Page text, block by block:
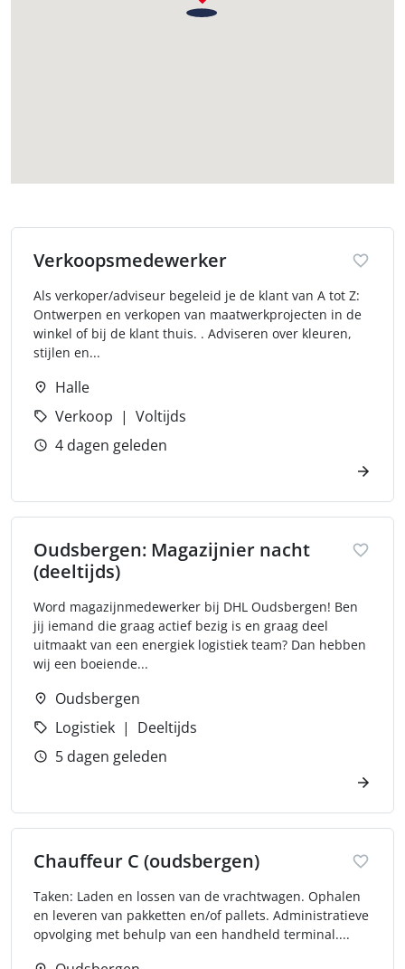
Verkoopsmedewerker
Als verkoper/adviseur begeleid je de klant van A tot Z:
Ontwerpen en verkopen van maatwerkprojecten in de
winkel of bij de klant thuis. . Adviseren over kleuren,
stijlen en...
Halle
Verkoop
Voltijds
4 dagen geleden
Oudsbergen: Magazijnier nacht
(deeltijds)
Word magazijnmedewerker bij DHL Oudsbergen! Ben
jij iemand die graag actief bezig is en graag deel
uitmaakt van een energiek logistiek team? Dan hebben
wij een boeiende...
Oudsbergen
Logistiek
Deeltijds
5 dagen geleden
Chauffeur C (oudsbergen)
Taken: Laden en lossen van de vrachtwagen. Ophalen
en leveren van pakketten en/of pallets. Administratieve
opvolging met behulp van een handheld terminal....